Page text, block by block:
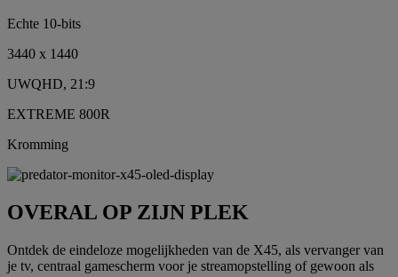
Echte 10-bits
3440 x 1440
UWQHD, 21:9
EXTREME 800R
Kromming
OVERAL OP ZIJN PLEK
Ontdek de eindeloze mogelijkheden van de X45, als vervanger van
je tv, centraal gamescherm voor je streamopstelling of gewoon als